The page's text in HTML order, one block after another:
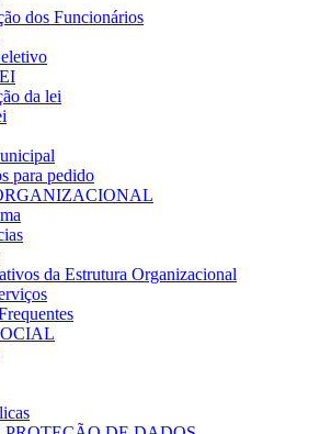
dos Funcionários
da lei
para pedido
da Estrutura Organizacional